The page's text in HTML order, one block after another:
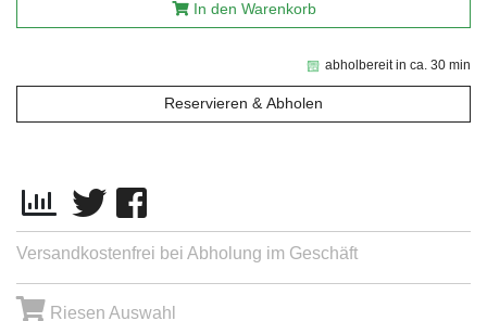
abholbereit in ca. 30 min
Reservieren & Abholen
In den Warenkorb
Versandkostenfrei bei Abholung im Geschäft
Riesen Auswahl